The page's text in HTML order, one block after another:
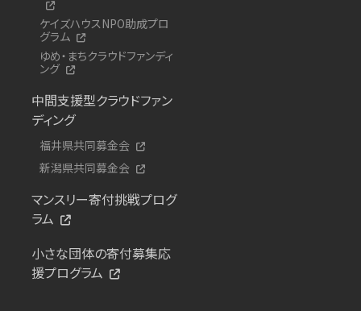
ケイズハウスNPO助成プロ
グラム
ゆめ・まちクラウドファンディ
ング
中間支援型クラウドファン
ディング
福井県共同募金会
新潟県共同募金会
マンスリー寄付挑戦プログ
ラム
小さな団体の寄付募集応
援プログラム